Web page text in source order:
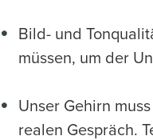
Bild- und
müssen, um der
Unser Gehirn
realen Gespräch.